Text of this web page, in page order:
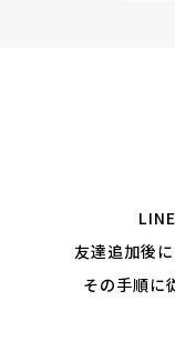
友達追加後
その手順に